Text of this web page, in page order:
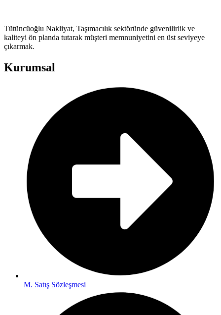
Tütüncüoğlu Nakliyat, Taşımacılık sektöründe güvenilirlik ve
kaliteyi ön planda tutarak müşteri memnuniyetini en üst seviyeye
çıkarmak.
Kurumsal
M. Satış Sözleşmesi